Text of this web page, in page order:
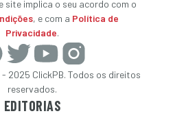
site implica o seu acordo com o
, e com a Política de
Privacidade.
2025 ClickPB. Todos os direitos
reservados.
EDITORIAS